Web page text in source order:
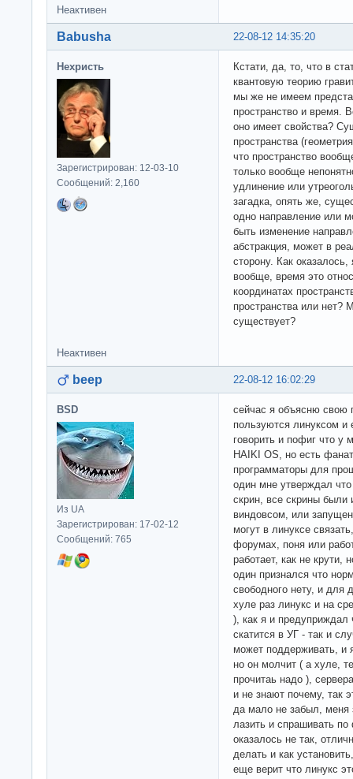
Неактивен
22-08-12 14:35:20
Babusha
Нехристь
Зарегистрирован: 12-03-10
Сообщений: 2,160
Кстати, да, то, что в
квантовую теорию
мы же не имеем
пространство и время.
оно имеет свойства?
пространства
что пространство
только вообще
удлинение или
загадка, опять же,
одно направление или
быть изменение
абстракция, может в
сторону. Как
вообще, время это
координатах
пространства или
существует?
Неактивен
22-08-12 16:02:29
beep
BSD
Из UA
Зарегистрирован: 17-02-12
Сообщений: 765
сейчас я объясню свою
пользуются линуксом и
говорить и пофиг что у
HAIKI OS, но есть
программаторы для
один мне утверждал что
скрин, все скрины были
виндовсом, или
могут в линуксе
форумах, поня или
работает, как не крути,
один признался что
свободного нету, и для
хуле раз линукс и на
), как я и предуприждал
скатится в УГ - так и
может поддерживать, и
но он молчит ( а хуле,
прочитаь надо ),
и не знают почему, так
да мало не забыл, меня
лазить и спрашивать
оказалось не так,
делать и как
еще верит что линукс